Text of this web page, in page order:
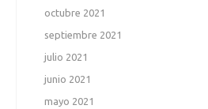
octubre 2021
septiembre 2021
julio 2021
junio 2021
mayo 2021